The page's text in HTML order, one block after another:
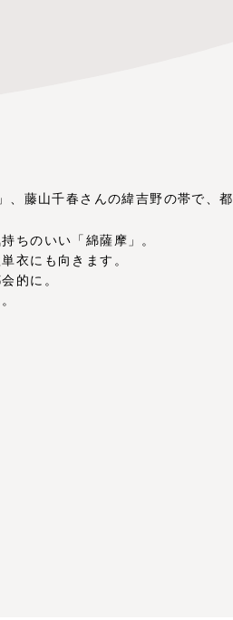
、藤山千春さんの緯吉野の帯で、都
ちのいい「綿薩摩」。
衣にも向きます。
的に。